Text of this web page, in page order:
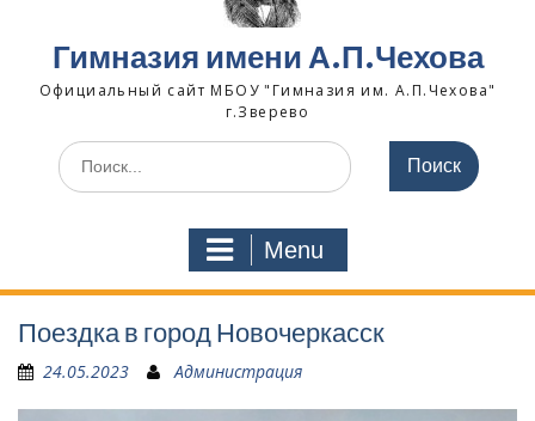
Гимназия имени А.П.Чехова
Официальный сайт МБОУ "Гимназия им. А.П.Чехова"
г.Зверево
Search
for:
Menu
Поездка в город Новочеркасск
24.05.2023 Администрация